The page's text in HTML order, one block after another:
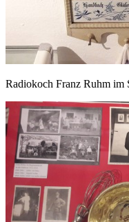
Radiokoch Franz Ruhm im